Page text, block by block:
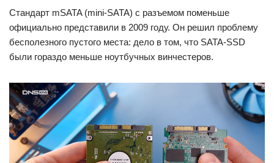
Стандарт mSATA (mini-SATA) с разъемом поменьше
официально представили в 2009 году. Он решил проблему
бесполезного пустого места: дело в том, что SATA-SSD
были гораздо меньше ноутбучных винчестеров.